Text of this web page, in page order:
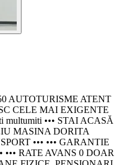
AUTOTURISME ATENT
CELE MAI EXIGENTE
multumiti ••• STAI ACASĂ
MASINA DORITA
••• ••• GARANTIE
RATE AVANS 0 DOAR